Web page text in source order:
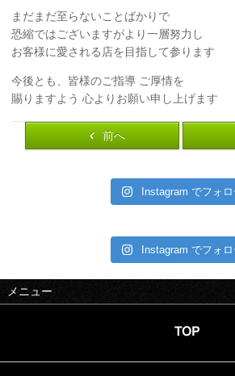
まだまだ至らないことばかりで
恐縮ではございますがより一層努力し
お客様に愛される店を目指して参ります
今後とも、皆様のご指導 ご厚情を
賜りますよう 心よりお願い申し上げます
前へ
Instagram でフォロ
Instagram でフォロ
メニュー